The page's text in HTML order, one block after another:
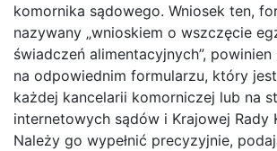
komornika sądowego. Wniosek ten,
nazywany „wnioskiem o wszczęcie
świadczeń alimentacyjnych”,
na odpowiednim formularzu, który
każdej kancelarii komorniczej lub na
internetowych sądów i Krajowej Rady
Należy go wypełnić precyzyjnie,